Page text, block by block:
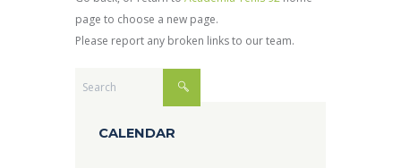
page to choose a new page.
Please report any broken links to our team.
CALENDAR